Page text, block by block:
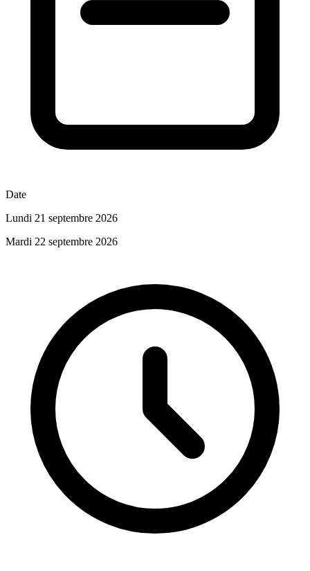
Date
Lundi 21 septembre 2026
Mardi 22 septembre 2026